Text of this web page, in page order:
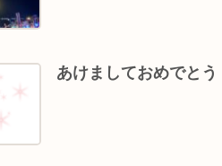
￼ あけましておめでとう￼